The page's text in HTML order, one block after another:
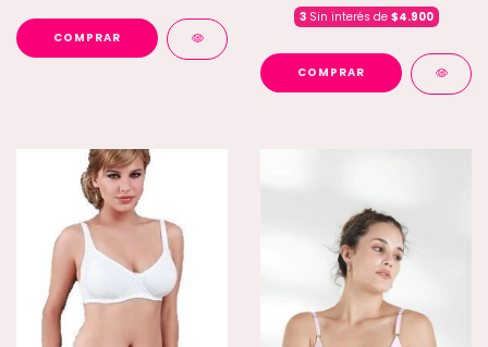
COMPRAR
3Sin interés de $4.900
COMPRAR